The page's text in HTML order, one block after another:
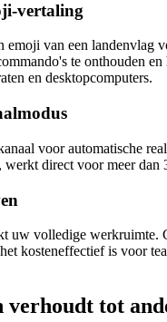
vertaling
emoji van een landenvlag
te onthouden
en desktopcomputers.
voor automatische
direct voor meer dan
uw volledige werkruimte.
kosteneffectief is voor
verhoudt tot